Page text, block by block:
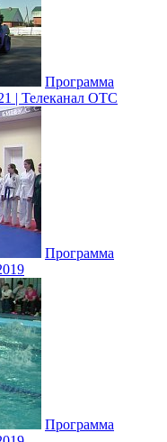
Программа
| Телеканал ОТС
Программа
Программа